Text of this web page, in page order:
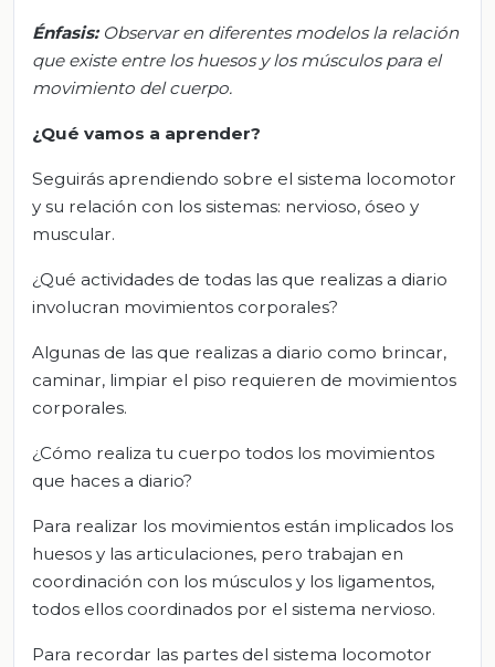
Énfasis: Observar en diferentes modelos la relación
que existe entre los huesos y los músculos para el
movimiento del cuerpo.
¿Qué vamos a aprender?
Seguirás aprendiendo sobre el sistema locomotor
y su relación con los sistemas: nervioso, óseo y
muscular.
¿Qué actividades de todas las que realizas a diario
involucran movimientos corporales?
Algunas de las que realizas a diario como brincar,
caminar, limpiar el piso requieren de movimientos
corporales.
¿Cómo realiza tu cuerpo todos los movimientos
que haces a diario?
Para realizar los movimientos están implicados los
huesos y las articulaciones, pero trabajan en
coordinación con los músculos y los ligamentos,
todos ellos coordinados por el sistema nervioso.
Para recordar las partes del sistema locomotor